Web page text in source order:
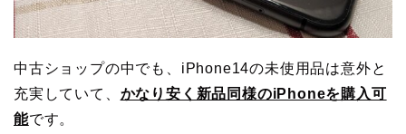
中古ショップの中でも、iPhone14の未使用品は意外と
充実していて、 かなり安く新品同様のiPhoneを購入可
能です。